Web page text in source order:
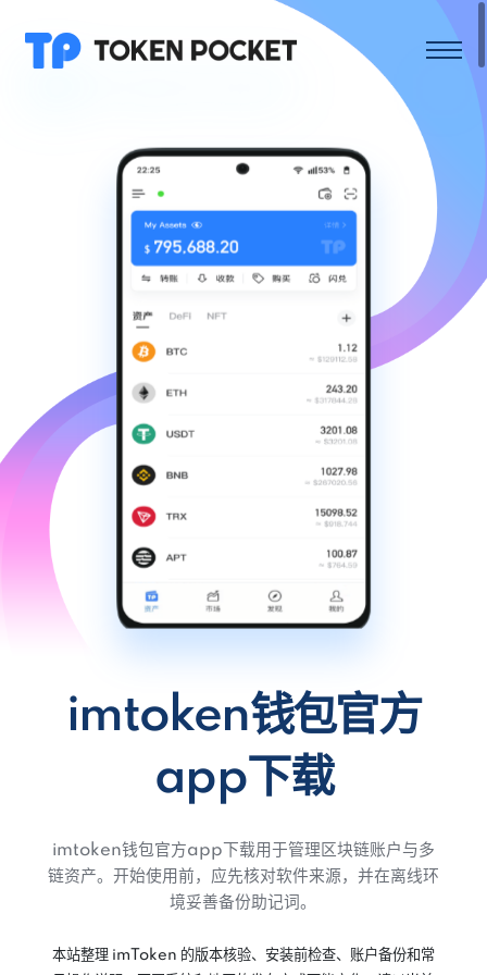
imtoken钱包官方
app下载
imtoken钱包官方app下载用于管理区块链账户与多
链资产。开始使用前，应先核对软件来源，并在离线环
境妥善备份助记词。
本站整理 imToken 的版本核验、安装前检查、账户备份和常